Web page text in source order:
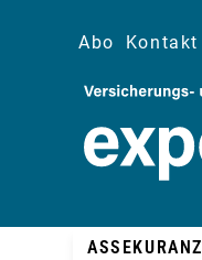
Abo Kontakt
ASSEKURANZ